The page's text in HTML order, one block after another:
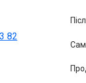
82